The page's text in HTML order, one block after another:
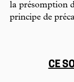
la présomption
principe de
CE